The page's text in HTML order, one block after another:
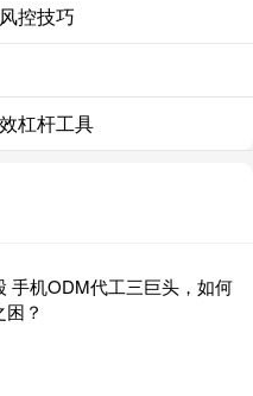
控技巧
杠杆工具
手机ODM代工三巨头，如何
？